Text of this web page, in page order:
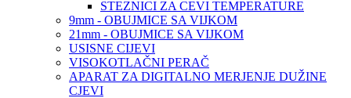
STEZNICI ZA CEVI TEMPERATURE
9mm - OBUJMICE SA VIJKOM
21mm - OBUJMICE SA VIJKOM
USISNE CIJEVI
VISOKOTLAČNI PERAČ
APARAT ZA DIGITALNO MERJENJE DUŽINE
CJEVI